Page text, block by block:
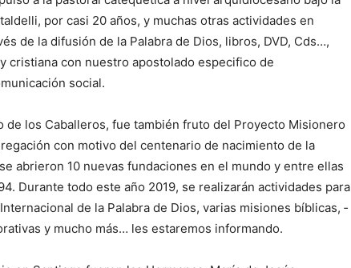
por casi 20 años, y muchas otras actividades en
de la difusión de la Palabra de Dios, libros, DVD, Cds…,
cristiana con nuestro apostolado especifico de
social.
de los Caballeros, fue también fruto del Pro­yecto Misionero
con motivo del centenario de nacimiento de la
abrieron 10 nuevas fundaciones en el mun­do y entre ellas
Durante todo este año 2019, se rea­lizarán actividades para
de la Palabra de Dios, varias misiones bíblicas,
y mucho más… les estaremos informando.